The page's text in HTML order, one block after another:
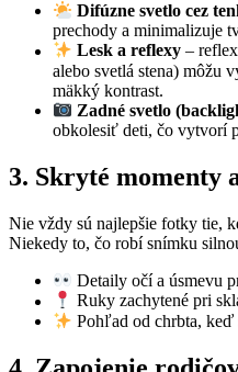
Difúzne svetlo cez
prechody a minimalizuje
Lesk a reflexy –
alebo svetlá stena) môžu
mäkký kontrast.
Zadné svetlo
obkolesiť deti, čo vytvorí
3. Skryté momenty
Nie vždy sú najlepšie fotky tie,
Niekedy to, čo robí snímku
Detaily očí a úsmevu
Ruky zachytené pri
Pohľad od chrbta, keď